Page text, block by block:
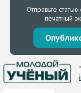
Отправьте статью
печатный